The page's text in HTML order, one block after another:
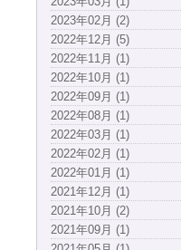
2023年02月 (2)
2022年12月 (5)
2022年11月 (1)
2022年10月 (1)
2022年09月 (1)
2022年08月 (1)
2022年03月 (1)
2022年02月 (1)
2022年01月 (1)
2021年12月 (1)
2021年10月 (2)
2021年09月 (1)